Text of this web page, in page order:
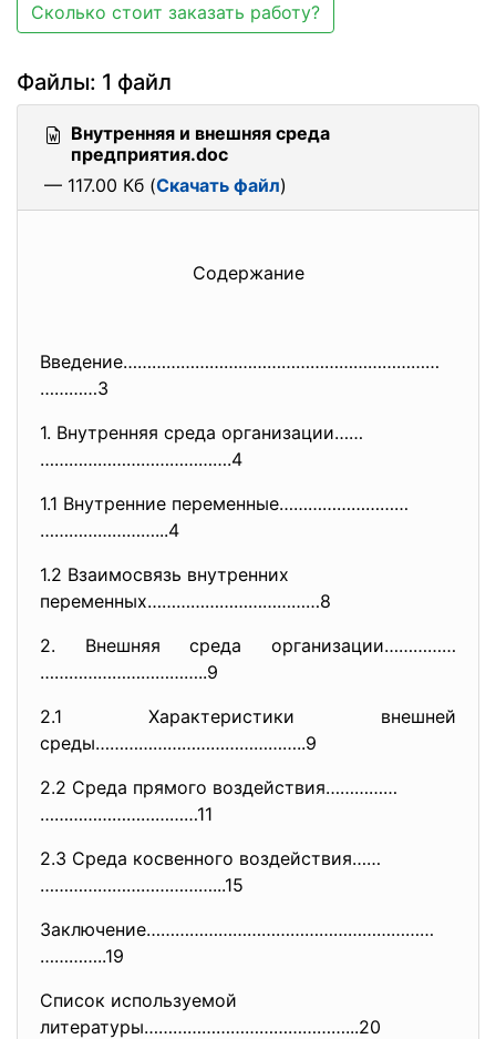
Сколько стоит заказать работу?
Файлы: 1 файл
Внутренняя и внешняя среда
предприятия.doc
— 117.00 Кб (Скачать файл)
Содержание
Введение…………………………………………………………
…………3
1. Внутренняя среда организации……
………………………………….4
1.1 Внутренние переменные………………………
……………………...4
1.2 Взаимосвязь внутренних
переменных………………………………8
2. Внешняя среда организации……………
……………………………..9
2.1 Характеристики внешней
среды……………………………………..9
2.2 Среда прямого воздействия……………
……………………………11
2.3 Среда косвенного воздействия……
………………………………...15
Заключение……………………………………………………
…………..19
Список используемой
литературы……………………………………...20